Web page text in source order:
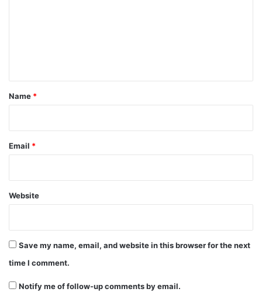
*
Name *
Email *
Website
Save my name, email, and website in this browser for the next
time I comment.
Notify me of follow-up comments by email.